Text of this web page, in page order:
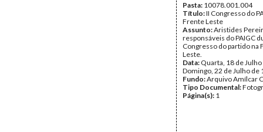
Pasta: 10078.001.004
Título:II Congresso do
Frente Leste
Assunto:Aristides
responsáveis do PAIGC
Congresso do partido na
Leste.
Data: Quarta, 18 de
Domingo, 22 de Julho de
Fundo:Arquivo Amílcar
Tipo Documental:
Página(s): 1